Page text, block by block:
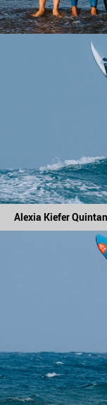
Alexia Kiefer